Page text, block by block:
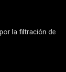
la filtración de